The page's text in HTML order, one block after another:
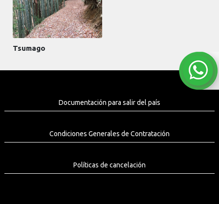
Tsumago
Documentación para salir del país
Condiciones Generales de Contratación
Políticas de cancelación